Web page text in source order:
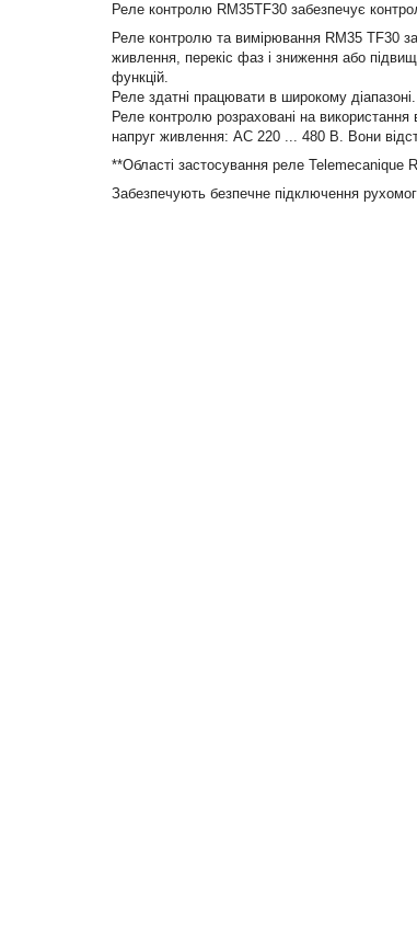
Реле контролю RM35TF30 забезпечує
Реле контролю та вимірювання RM35 TF30
живлення, перекіс фаз і зниження або
функцій.
Реле здатні працювати в широкому діапазоні.
Реле контролю розраховані на
напруг живлення: АС 220 ... 480 В. Вони
**Області застосування реле Telemecanique
Забезпечують безпечне підключення